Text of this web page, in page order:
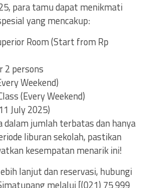
para tamu dapat menikmati
yang mencakup:
Room (Start from Rp
2 persons
Weekend)
(Every Weekend)
July 2025)
dalam jumlah terbatas dan hanya
liburan sekolah, pastikan
kesempatan menarik ini!
lanjut dan reservasi, hubungi
melalui [(021) 75 999